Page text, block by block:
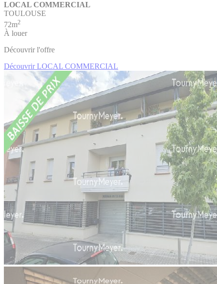
LOCAL COMMERCIAL
TOULOUSE
72m2
À louer
Découvrir l'offre
Découvrir LOCAL COMMERCIAL